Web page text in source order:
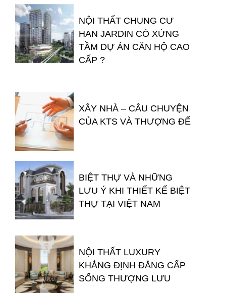
NỘI THẤT CHUNG CƯ
HAN JARDIN CÓ XỨNG
TẦM DỰ ÁN CĂN HỘ CAO
CẤP ?
XÂY NHÀ – CÂU CHUYỆN
CỦA KTS VÀ THƯỢNG ĐẾ
BIỆT THỰ VÀ NHỮNG
LƯU Ý KHI THIẾT KẾ BIỆT
THỰ TẠI VIỆT NAM
NỘI THẤT LUXURY
KHẲNG ĐỊNH ĐẲNG CẤP
SỐNG THƯỢNG LƯU